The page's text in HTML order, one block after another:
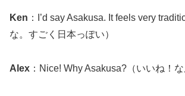
Ken ：I’d say Asakusa. It feels very
な。すごく日本っぽい）
Alex ：Nice! Why Asakusa?（いいね！な